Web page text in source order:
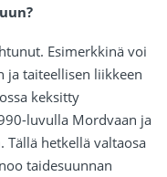
Esimerkkinä voi
ja taiteellisen liikkeen
keksitty
luvulla Mordvaan ja
hetkellä valtaosa
taidesuunnan